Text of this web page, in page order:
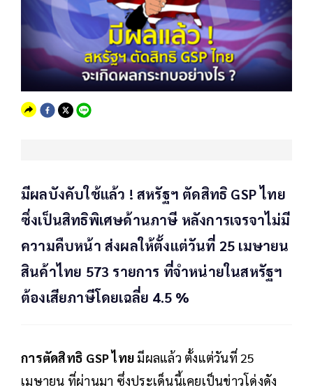
มีผลบังคับใช้แล้ว ! สหรัฐฯ ตัดสิทธิ GSP ไทย
ซึ่งเป็นสิทธิพิเศษด้านภาษี หลังการเจรจาไม่มี
ความคืบหน้า ส่งผลให้ตั้งแต่วันที่ 25 เมษายน
สินค้าไทย 573 รายการ ที่จำหน่ายในสหรัฐฯ
ต้องเสียภาษีโดยเฉลี่ย 4.5 %
การตัดสิทธิ GSP ไทย มีผลแล้ว ตั้งแต่วันที่ 25
เมษายน ที่ผ่านมา ซึ่งประเด็นนี้เคยเป็นข่าวโด่งดัง